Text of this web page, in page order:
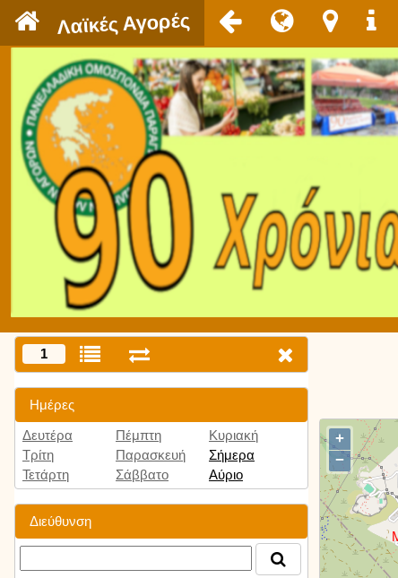
Λαϊκές Αγορές
1
Ημέρες
Δευτέρα
Τρίτη
Τετάρτη
Πέμπτη
Παρασκευή
Σάββατο
Κυριακή
Σήμερα
Αύριο
Διεύθυνση
+
−